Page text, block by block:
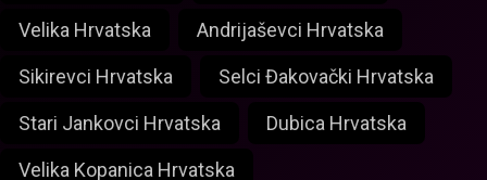
Velika Hrvatska Andrijaševci Hrvatska
Sikirevci Hrvatska Selci Đakovački Hrvatska
Stari Jankovci Hrvatska Dubica Hrvatska
Velika Kopanica Hrvatska